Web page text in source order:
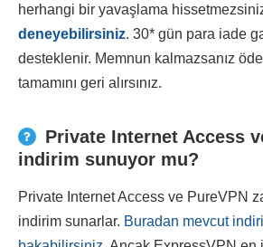
herhangi bir yavaşlama
deneyebilirsiniz. 30* gün para iade
desteklenir. Memnun kalmazsanız
tamamını geri alırsınız.
Private Internet Access
indirim sunuyor mu?
Private Internet Access ve PureVPN
indirim sunarlar. Buradan mevcut